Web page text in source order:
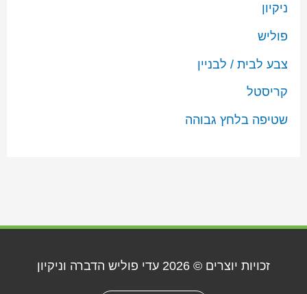
ניקיון
פוליש
צבע לבית / לבניין
קריסטל
שטיפה בלחץ גבוהה
זכויות יוצרים © 2026 עדי פוליש הדברה וניקיון